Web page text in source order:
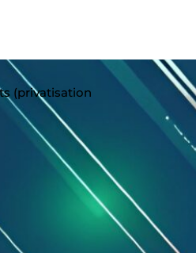
(privatisation